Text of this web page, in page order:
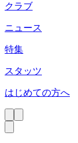
クラブ
ニュース
特集
スタッツ
はじめての方へ